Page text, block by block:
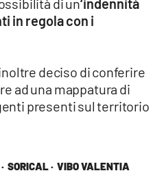
SORICAL · VIBO VALENTIA
in regola con i
deciso di conferire
ad una mappatura di
presenti sul territorio